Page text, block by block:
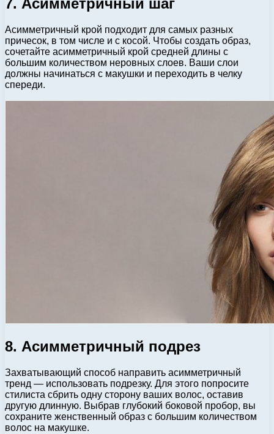
Асимметричный крой подходит для самых разных
причесок, в том числе и с косой. Чтобы создать образ,
сочетайте асимметричный крой средней длины с
большим количеством неровных слоев. Ваши слои
должны начинаться с макушки и переходить в челку
спереди.
8. Асимметричный подрез
Захватывающий способ направить асимметричный
тренд — использовать подрезку. Для этого попросите
стилиста сбрить одну сторону ваших волос, оставив
другую длинную. Выбрав глубокий боковой пробор, вы
сохраните женственный образ с большим количеством
волос на макушке.